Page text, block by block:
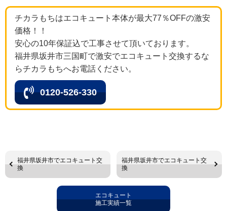
チカラもちはエコキュート本体が最大77％OFFの激安
価格！！
安心の10年保証込で工事させて頂いております。
福井県坂井市三国町で激安でエコキュート交換するな
らチカラもちへお電話ください。
0120-526-330
福井県坂井市でエコキュート交
換
福井県坂井市でエコキュート交
換
エコキュート
施工実績一覧